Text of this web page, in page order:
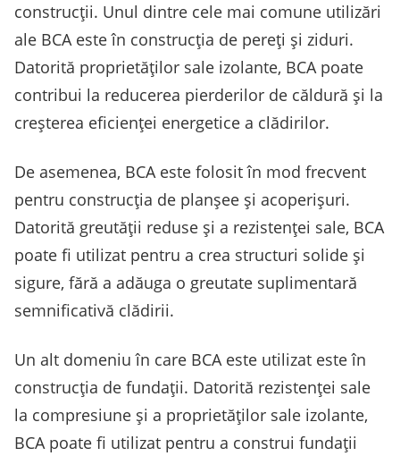
construcții. Unul dintre cele mai comune utilizări
ale BCA este în construcția de pereți și ziduri.
Datorită proprietăților sale izolante, BCA poate
contribui la reducerea pierderilor de căldură și la
creșterea eficienței energetice a clădirilor.
De asemenea, BCA este folosit în mod frecvent
pentru construcția de planșee și acoperișuri.
Datorită greutății reduse și a rezistenței sale, BCA
poate fi utilizat pentru a crea structuri solide și
sigure, fără a adăuga o greutate suplimentară
semnificativă clădirii.
Un alt domeniu în care BCA este utilizat este în
construcția de fundații. Datorită rezistenței sale
la compresiune și a proprietăților sale izolante,
BCA poate fi utilizat pentru a construi fundații